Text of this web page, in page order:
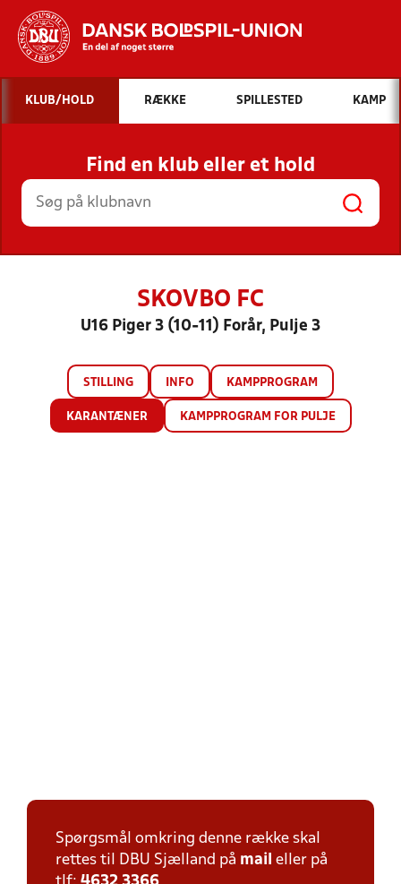
Hvad vil du søge efter?
INDHOLD OG NYHEDER
STILLINGER, RESULTATER, KLUBBER OG
HOLD
KLUB/HOLD RÆKKE SPILLESTED KAMP
Find en klub eller et hold
SKOVBO FC
U16 Piger 3 (10-11) Forår, Pulje 3
STILLING INFO KAMPPROGRAM
KARANTÆNER KAMPPROGRAM FOR PULJE
Spørgsmål omkring denne række skal
rettes til DBU Sjælland på mail eller på